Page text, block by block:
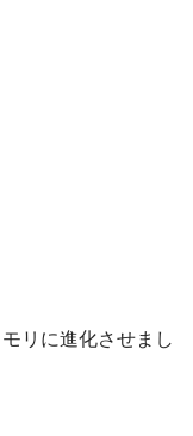
リに進化させまし